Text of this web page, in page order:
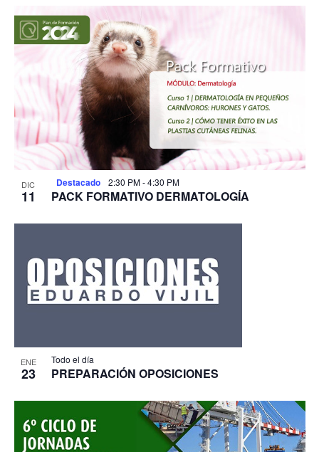
DIC
11
Destacado 2:30 PM-4:30 PM
PACK FORMATIVO DERMATOLOGÍA
ENE
23
Todo el día
PREPARACIÓN OPOSICIONES